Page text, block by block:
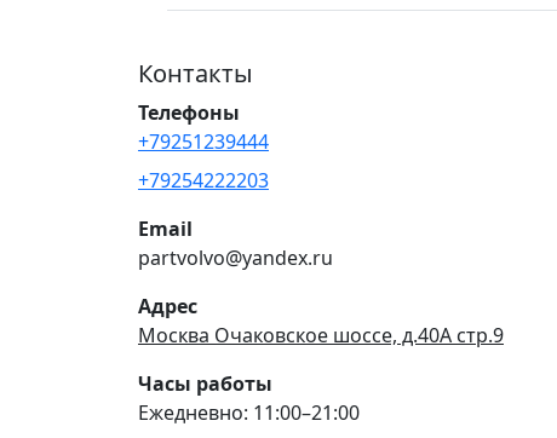
Контакты
Телефоны
+79251239444
+79254222203
Email
partvolvo@yandex.ru
Адрес
Москва Очаковское шоссе, д.40А стр.9
Часы работы
Ежедневно: 11:00–21:00